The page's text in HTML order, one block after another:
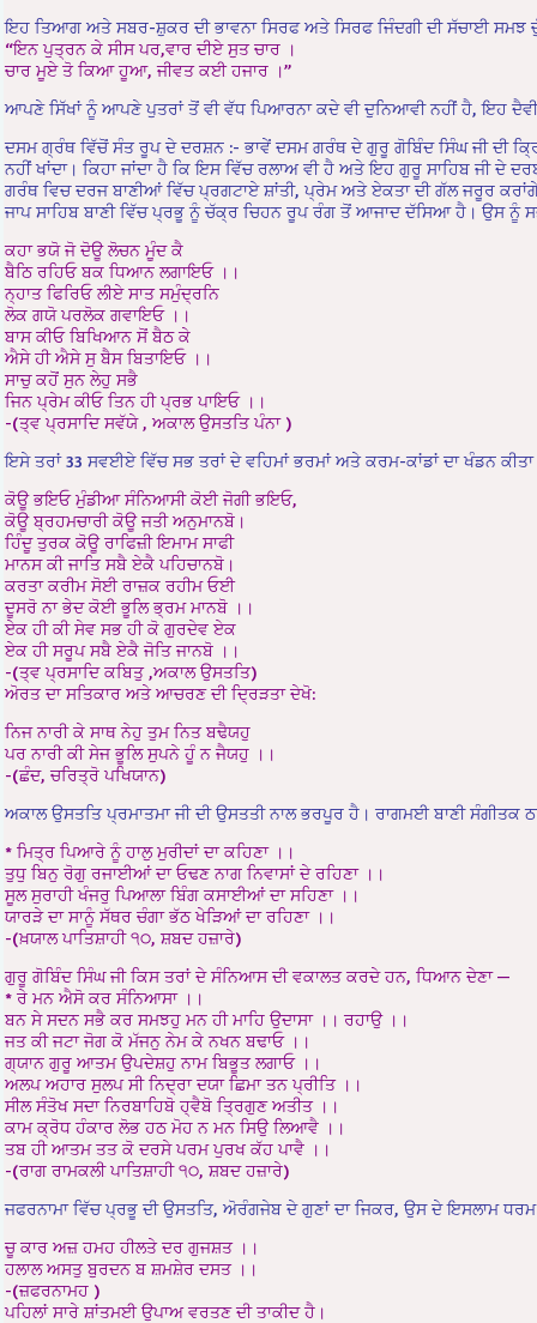
ਇਹ ਤਿਆਗ ਅਤੇ ਸਬਰ-ਸ਼ੁਕਰ ਦੀ ਭਾਵਨਾ ਸਿਰਫ ਅਤੇ ਸਿਰਫ ਜਿੰਦਗੀ ਦੀ ਸੱਚਾਈ ਸਮਝ
“ਇਨ ਪੁਤ੍ਰਨ ਕੇ ਸੀਸ ਪਰ,ਵਾਰ ਦੀਏ ਸੁਤ ਚਾਰ ।
ਚਾਰ ਮੂਏ ਤੋ ਕਿਆ ਹੂਆ, ਜੀਵਤ ਕਈ ਹਜਾਰ ।”
ਆਪਣੇ ਸਿੱਖਾਂ ਨੂੰ ਆਪਣੇ ਪੁਤਰਾਂ ਤੋਂ ਵੀ ਵੱਧ ਪਿਆਰਨਾ ਕਦੇ ਵੀ ਦੁਨਿਆਵੀ ਨਹੀਂ ਹੈ, ਇਹ
ਦਸਮ ਗ੍ਰੰਥ ਵਿੱਚੋਂ ਸੰਤ ਰੂਪ ਦੇ ਦਰਸ਼ਨ :- ਭਾਵੇਂ ਦਸਮ ਗਰੰਥ ਦੇ ਗੁਰੂ ਗੋਬਿੰਦ ਸਿੰਘ ਜੀ ਦੀ
ਨਹੀਂ ਖਾਂਦਾ। ਕਿਹਾ ਜਾਂਦਾ ਹੈ ਕਿ ਇਸ ਵਿੱਚ ਰਲਾਅ ਵੀ ਹੈ ਅਤੇ ਇਹ ਗੁਰੂ ਸਾਹਿਬ ਜੀ ਦੇ
ਗਰੰਥ ਵਿਚ ਦਰਜ ਬਾਣੀਆਂ ਵਿੱਚ ਪ੍ਰਗਟਾਏ ਸ਼ਾਂਤੀ, ਪ੍ਰੇਮ ਅਤੇ ਏਕਤਾ ਦੀ ਗੱਲ ਜਰੂਰ
ਜਾਪ ਸਾਹਿਬ ਬਾਣੀ ਵਿੱਚ ਪ੍ਰਭੂ ਨੂੰ ਚੱਕ੍ਰ ਚਿਹਨ ਰੂਪ ਰੰਗ ਤੋਂ ਆਜਾਦ ਦੱਸਿਆ ਹੈ। ਉਸ ਨੂੰ
ਕਹਾ ਭਯੋ ਜੋ ਦੋਊ ਲੋਚਨ ਮੂੰਦ ਕੈ
ਬੈਠਿ ਰਹਿਓ ਬਕ ਧਿਆਨ ਲਗਾਇਓ ।।
ਨ੍ਹਾਤ ਫਿਰਿਓ ਲੀਏ ਸਾਤ ਸਮੁੰਦ੍ਰਨਿ
ਲੋਕ ਗਯੋ ਪਰਲੋਕ ਗਵਾਇਓ ।।
ਬਾਸ ਕੀਓ ਬਿਖਿਆਨ ਸੋਂ ਬੈਠ ਕੇ
ਐਸੇ ਹੀ ਐਸੇ ਸੁ ਬੈਸ ਬਿਤਾਇਓ ।।
ਸਾਚੁ ਕਹੋਂ ਸੁਨ ਲੇਹੁ ਸਭੈ
ਜਿਨ ਪ੍ਰੇਮ ਕੀਓ ਤਿਨ ਹੀ ਪ੍ਰਭ ਪਾਇਓ ।।
-(ਤ੍ਵ ਪ੍ਰਸਾਦਿ ਸਵੱਯੇ , ਅਕਾਲ ਉਸਤਤਿ ਪੰਨਾ )
ਇਸੇ ਤਰਾਂ 33 ਸਵਈਏ ਵਿੱਚ ਸਭ ਤਰਾਂ ਦੇ ਵਹਿਮਾਂ ਭਰਮਾਂ ਅਤੇ ਕਰਮ-ਕਾਂਡਾਂ ਦਾ ਖੰਡਨ
ਕੋਊ ਭਇਓ ਮੁੰਡੀਆ ਸੰਨਿਆਸੀ ਕੋਈ ਜੋਗੀ ਭਇਓ,
ਕੋਊ ਬ੍ਰਹਮਚਾਰੀ ਕੋਊ ਜਤੀ ਅਨੁਮਾਨਬੋ।
ਹਿੰਦੂ ਤੁਰਕ ਕੋਊ ਰਾਫਿਜ਼ੀ ਇਮਾਮ ਸਾਫੀ
ਮਾਨਸ ਕੀ ਜਾਤਿ ਸਬੈ ਏਕੈ ਪਹਿਚਾਨਬੋ।
ਕਰਤਾ ਕਰੀਮ ਸੋਈ ਰਾਜ਼ਕ ਰਹੀਮ ਓਈ
ਦੂਸਰੋ ਨਾ ਭੇਦ ਕੋਈ ਭੂਲਿ ਭ੍ਰਮ ਮਾਨਬੋ ।।
ਏਕ ਹੀ ਕੀ ਸੇਵ ਸਭ ਹੀ ਕੋ ਗੁਰਦੇਵ ਏਕ
ਏਕ ਹੀ ਸਰੂਪ ਸਬੈ ਏਕੈ ਜੋਤਿ ਜਾਨਬੋ ।।
-(ਤ੍ਵ ਪ੍ਰਸਾਦਿ ਕਬਿਤੁ ,ਅਕਾਲ ਉਸਤਤਿ)
ਅੋਰਤ ਦਾ ਸਤਿਕਾਰ ਅਤੇ ਆਚਰਣ ਦੀ ਦ੍ਰਿੜਤਾ ਦੇਖੋ:
ਨਿਜ ਨਾਰੀ ਕੇ ਸਾਥ ਨੇਹੁ ਤੁਮ ਨਿਤ ਬਢੈਯਹੁ
ਪਰ ਨਾਰੀ ਕੀ ਸੇਜ ਭੂਲਿ ਸੁਪਨੇ ਹੂੰ ਨ ਜੈਯਹੁ ।।
-(ਛੰਦ, ਚਰਿਤ੍ਰੋ ਪਖਿਯਾਨ)
ਅਕਾਲ ਉਸਤਤਿ ਪ੍ਰਮਾਤਮਾ ਜੀ ਦੀ ਉਸਤਤੀ ਨਾਲ ਭਰਪੂਰ ਹੈ। ਰਾਗਮਈ ਬਾਣੀ
* ਮਿਤ੍ਰ ਪਿਆਰੇ ਨੂੰ ਹਾਲੁ ਮੁਰੀਦਾਂ ਦਾ ਕਹਿਣਾ ।।
ਤੁਧੁ ਬਿਨੁ ਰੋਗੁ ਰਜਾਈਆਂ ਦਾ ਓਢਣ ਨਾਗ ਨਿਵਾਸਾਂ ਦੇ ਰਹਿਣਾ ।।
ਸੂਲ ਸੁਰਾਹੀ ਖੰਜਰੁ ਪਿਆਲਾ ਬਿੰਗ ਕਸਾਈਆਂ ਦਾ ਸਹਿਣਾ ।।
ਯਾਰੜੇ ਦਾ ਸਾਨੂੰ ਸੱਥਰ ਚੰਗਾ ਭੱਠ ਖੇੜਿਆਂ ਦਾ ਰਹਿਣਾ ।।
-(ਖ਼ਯਾਲ ਪਾਤਿਸ਼ਾਹੀ ੧੦, ਸ਼ਬਦ ਹਜ਼ਾਰੇ)
ਗੁਰੂ ਗੋਬਿੰਦ ਸਿੰਘ ਜੀ ਕਿਸ ਤਰਾਂ ਦੇ ਸੰਨਿਆਸ ਦੀ ਵਕਾਲਤ ਕਰਦੇ ਹਨ, ਧਿਆਨ ਦੇਣਾ —
* ਰੇ ਮਨ ਐਸੋ ਕਰ ਸੰਨਿਆਸਾ ।।
ਬਨ ਸੇ ਸਦਨ ਸਭੈ ਕਰ ਸਮਝਹੁ ਮਨ ਹੀ ਮਾਹਿ ਉਦਾਸਾ ।। ਰਹਾਉ ।।
ਜਤ ਕੀ ਜਟਾ ਜੋਗ ਕੋ ਮੱਜਨੁ ਨੇਮ ਕੇ ਨਖਨ ਬਢਾਓ ।।
ਗ੍ਯਾਨ ਗੁਰੂ ਆਤਮ ਉਪਦੇਸ਼ਹੁ ਨਾਮ ਬਿਭੂਤ ਲਗਾਓ ।।
ਅਲਪ ਅਹਾਰ ਸੁਲਪ ਸੀ ਨਿਦ੍ਰਾ ਦਯਾ ਛਿਮਾ ਤਨ ਪ੍ਰੀਤਿ ।।
ਸੀਲ ਸੰਤੋਖ ਸਦਾ ਨਿਰਬਾਹਿਬੋ ਹ੍ਵੈਬੋ ਤ੍ਰਿਗੁਣ ਅਤੀਤ ।।
ਕਾਮ ਕ੍ਰੋਧ ਹੰਕਾਰ ਲੋਭ ਹਠ ਮੋਹ ਨ ਮਨ ਸਿਉ ਲਿਆਵੈ ।।
ਤਬ ਹੀ ਆਤਮ ਤਤ ਕੋ ਦਰਸੇ ਪਰਮ ਪੁਰਖ ਕੱਹ ਪਾਵੈ ।।
-(ਰਾਗ ਰਾਮਕਲੀ ਪਾਤਿਸ਼ਾਹੀ ੧੦, ਸ਼ਬਦ ਹਜ਼ਾਰੇ)
ਜਫਰਨਾਮਾ ਵਿੱਚ ਪ੍ਰਭੂ ਦੀ ਉਸਤਤਿ, ਅੋਰੰਗਜੇਬ ਦੇ ਗੁਣਾਂ ਦਾ ਜਿਕਰ, ਉਸ ਦੇ ਇਸਲਾਮ
ਚੂ ਕਾਰ ਅਜ਼ ਹਮਹ ਹੀਲਤੇ ਦਰ ਗੁਜਸ਼ਤ ।।
ਹਲਾਲ ਅਸਤੁ ਬੁਰਦਨ ਬ ਸ਼ਮਸ਼ੇਰ ਦਸਤ ।।
-(ਜ਼ਫਰਨਾਮਹ )
ਪਹਿਲਾਂ ਸਾਰੇ ਸ਼ਾਂਤਮਈ ਉਪਾਅ ਵਰਤਣ ਦੀ ਤਾਕੀਦ ਹੈ।